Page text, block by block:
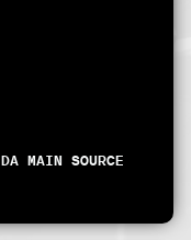
DA MAIN SOURCE